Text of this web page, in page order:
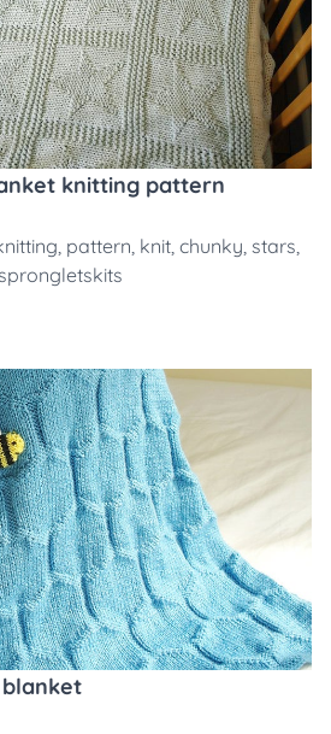
knitting pattern
, pattern, knit, chunky, stars,